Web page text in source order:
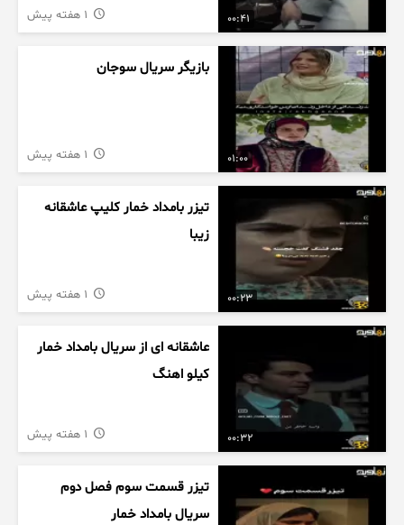
00:41
01:00
بازیگر سریال سوجان
00:23
تیزر بامداد خمار کلیپ عاشقانه
زیبا
00:32
عاشقانه ای از سریال بامداد خمار
کیلو اهنگ
تیزر قسمت سوم فصل دوم
سریال بامداد خمار